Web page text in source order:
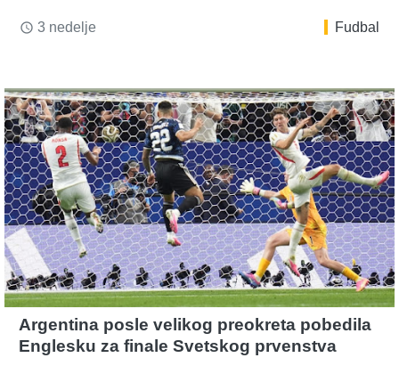
access_time 3 nedelje Fudbal
Argentina posle velikog preokreta pobedila
Englesku za finale Svetskog prvenstva